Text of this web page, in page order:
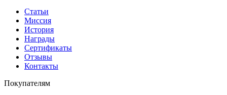
Статьи
Миссия
История
Награды
Сертификаты
Отзывы
Контакты
Покупателям